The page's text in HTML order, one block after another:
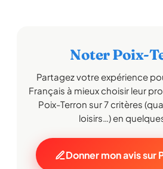
Noter Poix-
Partagez votre expérience
Français à mieux choisir leur
Poix-Terron sur 7 critères
loisirs…) en
Donner mon avis sur